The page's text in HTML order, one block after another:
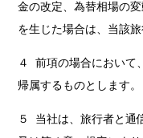
金の改定、為替相場の
を生じた場合は、当該
４ 前項の場合において
帰属するものとします。
５ 当社は、旅行者と通